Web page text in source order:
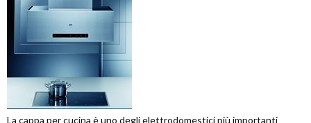
La cappa per cucina è uno degli elettrodomestici più importanti